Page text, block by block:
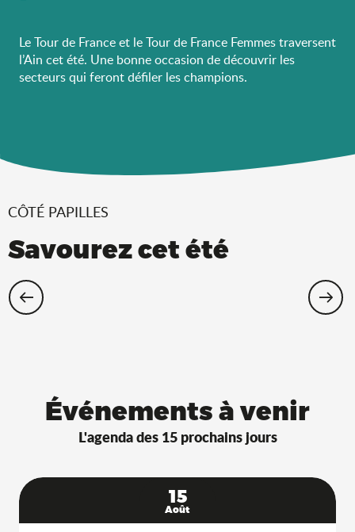
Le Tour de France et le Tour de France Femmes traversent
l’Ain cet été. Une bonne occasion de découvrir les
secteurs qui feront défiler les champions.
CÔTÉ PAPILLES
Savourez cet été
terrasse à l’ombre !
Événements à venir
L'agenda des 15 prochains jours
15
Août